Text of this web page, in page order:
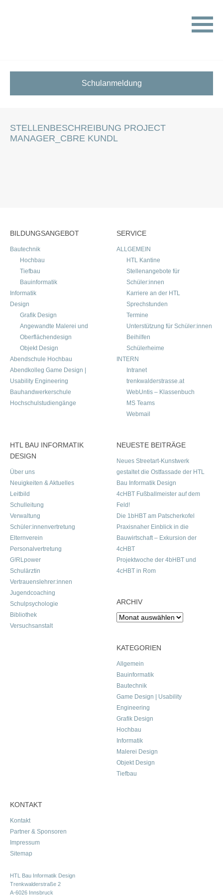
Schulanmeldung
STELLENBESCHREIBUNG PROJECT
MANAGER_CBRE KUNDL
BILDUNGSANGEBOT
Bautechnik
Hochbau
Tiefbau
Bauinformatik
Informatik
Design
Grafik Design
Angewandte Malerei und
Oberflächendesign
Objekt Design
Abendschule Hochbau
Abendkolleg Game Design |
Usability Engineering
Bauhandwerkerschule
Hochschulstudiengänge
SERVICE
ALLGEMEIN
HTL Kantine
Stellenangebote für
Schüler:innen
Karriere an der HTL
Sprechstunden
Termine
Unterstützung für Schüler:innen
Beihilfen
Schülerheime
INTERN
Intranet
trenkwalderstrasse.at
WebUntis – Klassenbuch
MS Teams
Webmail
HTL BAU INFORMATIK
DESIGN
Über uns
Neuigkeiten & Aktuelles
Leitbild
Schulleitung
Verwaltung
Schüler:innenvertretung
Elternverein
Personalvertretung
G!RLpower
Schulärztin
Vertrauenslehrer:innen
Jugendcoaching
Schulpsychologie
Bibliothek
Versuchsanstalt
NEUESTE BEITRÄGE
Neues Streetart-Kunstwerk
gestaltet die Ostfassade der HTL
Bau Informatik Design
4cHBT Fußballmeister auf dem
Feld!
Die 1bHBT am Patscherkofel
Praxisnaher Einblick in die
Bauwirtschaft – Exkursion der
4cHBT
Projektwoche der 4bHBT und
4cHBT in Rom
ARCHIV
Archiv
KATEGORIEN
Allgemein
Bauinformatik
Bautechnik
Game Design | Usability
Engineering
Grafik Design
Hochbau
Informatik
Malerei Design
Objekt Design
Tiefbau
KONTAKT
Kontakt
Partner & Sponsoren
Impressum
Sitemap
HTL Bau Informatik Design
Trenkwalderstraße 2
A-6026 Innsbruck